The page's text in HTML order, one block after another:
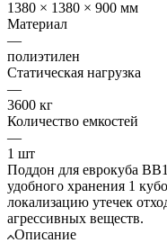
1380 × 1380 × 900 мм
Материал
—
полиэтилен
Статическая нагрузка
—
3600 кг
Количество емкостей
—
1 шт
Поддон для еврокуба
удобного хранения 1
локализацию утечек
агрессивных веществ.
Описание